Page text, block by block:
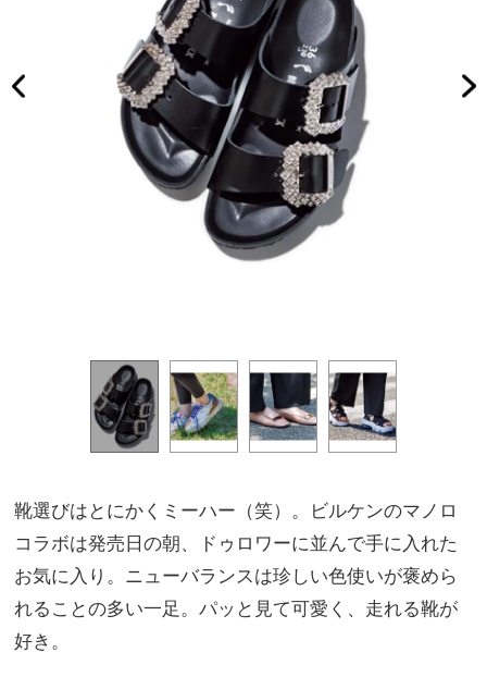
靴選びはとにかくミーハー（笑）。ビルケンのマノロ
コラボは発売日の朝、ドゥロワーに並んで手に入れた
お気に入り。ニューバランスは珍しい色使いが褒めら
れることの多い一足。パッと見て可愛く、走れる靴が
好き。